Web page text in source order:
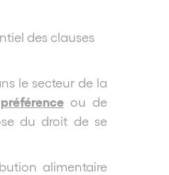
des clauses
le secteur de la
ou de
du droit de se
alimentaire